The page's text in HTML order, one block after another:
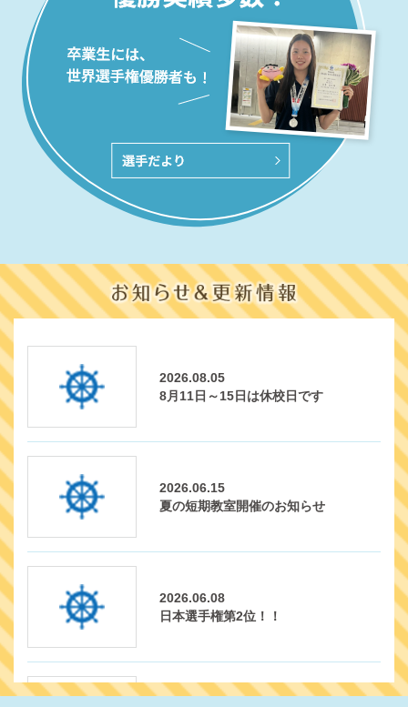
2026.08.05
8月11日～15日は休校日です
2026.06.15
夏の短期教室開催のお知らせ
2026.06.08
日本選手権第2位！！
2026.04.14